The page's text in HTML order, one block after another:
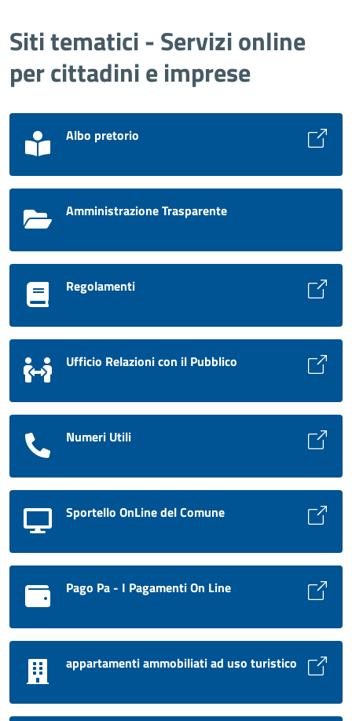
Siti tematici - Servizi online
per cittadini e imprese
Albo pretorio
Amministrazione Trasparente
Regolamenti
Ufficio Relazioni con il Pubblico
Numeri Utili
Sportello OnLine del Comune
Pago Pa - I Pagamenti On Line
appartamenti ammobiliati ad uso turistico